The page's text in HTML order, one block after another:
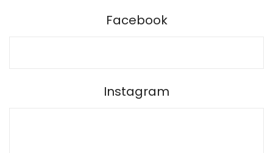
Facebook
Instagram